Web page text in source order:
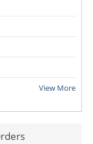
View More